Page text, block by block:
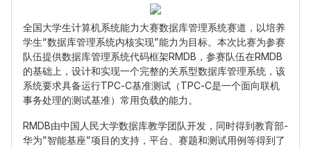
全国大学生计算机系统能力大赛数据库管理系统赛道，以培养
学生“数据库管理系统内核实现”能力为目标。本次比赛为参赛
队伍提供数据库管理系统代码框架RMDB，参赛队伍在RMDB
的基础上，设计和实现一个完整的关系型数据库管理系统，该
系统要求具备运行TPC-C基准测试（TPC-C是一个面向联机
事务处理的测试基准）常用负载的能力。
RMDB由中国人民大学数据库教学团队开发，同时得到教育部-
华为”智能基座”项目的支持，平台、赛题和测试用例等得到了